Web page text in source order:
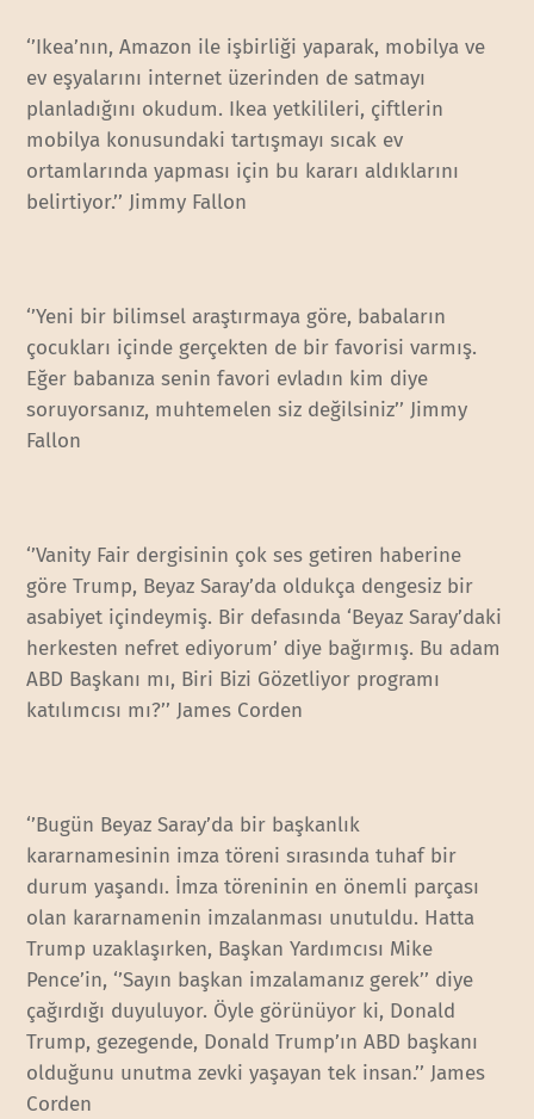
‘’Ikea’nın, Amazon ile işbirliği yaparak, mobilya ve
ev eşyalarını internet üzerinden de satmayı
planladığını okudum. Ikea yetkilileri, çiftlerin
mobilya konusundaki tartışmayı sıcak ev
ortamlarında yapması için bu kararı aldıklarını
belirtiyor.’’ Jimmy Fallon
‘’Yeni bir bilimsel araştırmaya göre, babaların
çocukları içinde gerçekten de bir favorisi varmış.
Eğer babanıza senin favori evladın kim diye
soruyorsanız, muhtemelen siz değilsiniz’’ Jimmy
Fallon
‘’Vanity Fair dergisinin çok ses getiren haberine
göre Trump, Beyaz Saray’da oldukça dengesiz bir
asabiyet içindeymiş. Bir defasında ‘Beyaz Saray’daki
herkesten nefret ediyorum’ diye bağırmış. Bu adam
ABD Başkanı mı, Biri Bizi Gözetliyor programı
katılımcısı mı?’’ James Corden
‘’Bugün Beyaz Saray’da bir başkanlık
kararnamesinin imza töreni sırasında tuhaf bir
durum yaşandı. İmza töreninin en önemli parçası
olan kararnamenin imzalanması unutuldu. Hatta
Trump uzaklaşırken, Başkan Yardımcısı Mike
Pence’in, ‘’Sayın başkan imzalamanız gerek’’ diye
çağırdığı duyuluyor. Öyle görünüyor ki, Donald
Trump, gezegende, Donald Trump’ın ABD başkanı
olduğunu unutma zevki yaşayan tek insan.’’ James
Corden